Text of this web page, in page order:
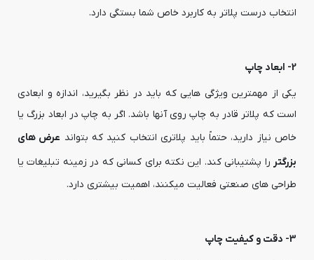
انتخاب درست پلاتر به کاربرد خاص شما بستگی دارد.
2- ابعاد چاپ
یکی از مهمترین ویژگی هایی که باید در نظر بگیرید، اندازه و ابعادی
است که پلاتر قادر به چاپ روی آنها باشد. اگر به چاپ در ابعاد بزرگ یا
خاص نیاز دارید، حتماً باید پلاتری انتخاب کنید که بتواند عرض های
بزرگتر را پشتیبانی کند. این نکته برای کسانی که در زمینه تبلیغات یا
طراحی های صنعتی فعالیت میکنند، اهمیت بیشتری دارد.
3- دقت و کیفیت چاپ